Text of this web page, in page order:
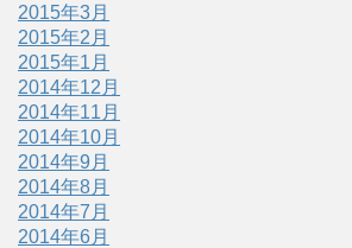
2015年3月
2015年2月
2015年1月
2014年12月
2014年11月
2014年10月
2014年9月
2014年8月
2014年7月
2014年6月